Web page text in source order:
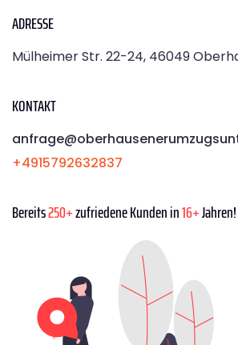
ADRESSE
Mülheimer Str. 22-24, 46049
KONTAKT
+4915792632837
Bereits250+zufriedene Kunden in16+Jahren!